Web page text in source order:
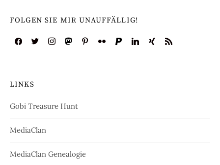
FOLGEN SIE MIR UNAUFFÄLLIG!
LINKS
Gobi Treasure Hunt
MediaClan
MediaClan Genealogie